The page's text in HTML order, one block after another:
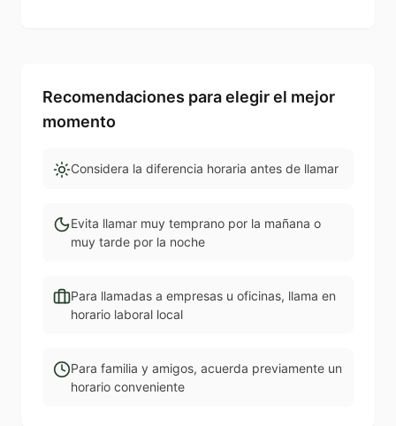
Recomendaciones para elegir el mejor
momento
Considera la diferencia horaria antes de llamar
Evita llamar muy temprano por la mañana o
muy tarde por la noche
Para llamadas a empresas u oficinas, llama en
horario laboral local
Para familia y amigos, acuerda previamente un
horario conveniente